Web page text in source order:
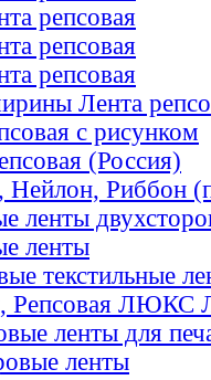
репсовая
репсовая
репсовая
Лента
с рисунком
(Россия)
Риббон
ленты
ленты
текстильные
Репсовая ЛЮКС
ленты для
ленты